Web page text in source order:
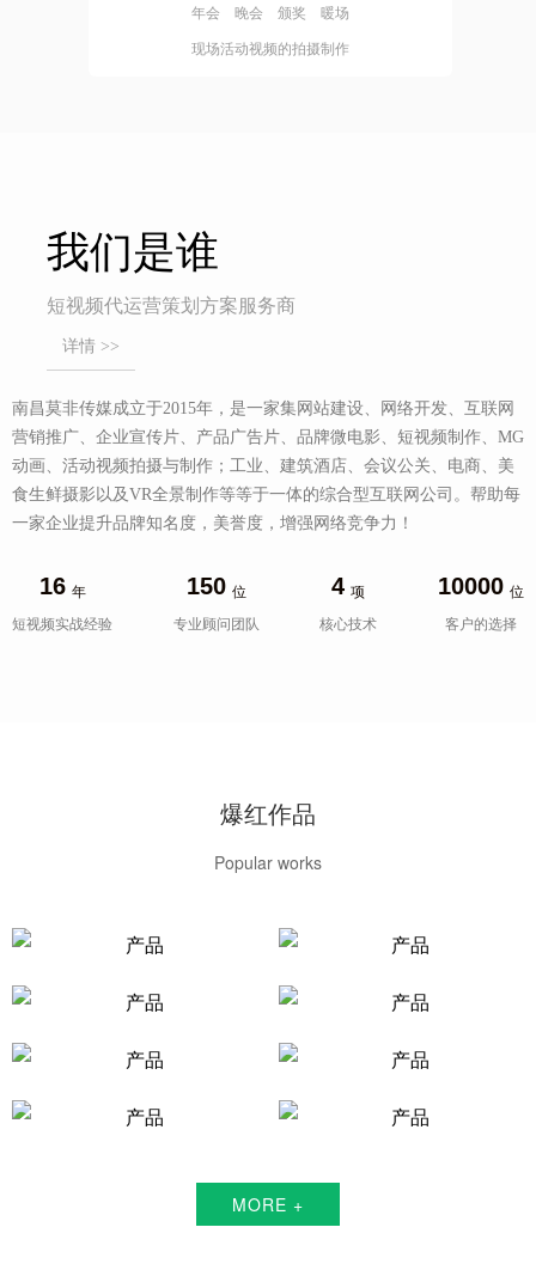
年会 晚会 颁奖 暖场
现场活动视频的拍摄制作
我们是谁
短视频代运营策划方案服务商
详情 >>
南昌莫非传媒成立于2015年，是一家集网站建设、网络开发、互联网
营销推广、企业宣传片、产品广告片、品牌微电影、短视频制作、MG
动画、活动视频拍摄与制作；工业、建筑酒店、会议公关、电商、美
食生鲜摄影以及VR全景制作等等于一体的综合型互联网公司。帮助每
一家企业提升品牌知名度，美誉度，增强网络竞争力！
16 年
短视频实战经验
150 位
专业顾问团队
4 项
核心技术
10000 位
客户的选择
爆红作品
Popular works
MORE +